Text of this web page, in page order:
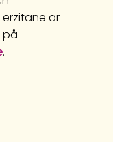
är
på
.